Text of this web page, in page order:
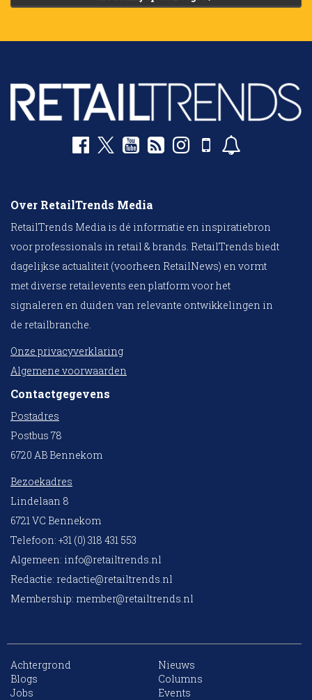
Over RetailTrends Media
RetailTrends Media is dé informatie en inspiratiebron
voor professionals in retail & brands. RetailTrends biedt
dagelijkse actualiteit (voorheen RetailNews) en vormt
met diverse retailevents een platform voor het
signaleren en duiden van relevante ontwikkelingen in
de retailbranche.
Onze privacyverklaring
Algemene voorwaarden
Contactgegevens
Postadres
Postbus 78
6720 AB Bennekom
Bezoekadres
Lindelaan 8
6721 VC Bennekom
Telefoon: +31 (0) 318 431 553
Algemeen: info@retailtrends.nl
Redactie: redactie@retailtrends.nl
Membership: member@retailtrends.nl
Achtergrond
Nieuws
Blogs
Columns
Jobs
Events